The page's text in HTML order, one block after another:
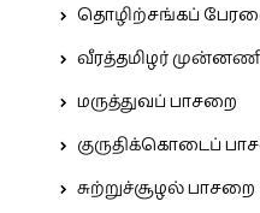
தொழிற்சங்கப்
வீரத்தமிழர்
மருத்துவப் பாசறை
குருதிக்கொடைப்
சுற்றுச்சூழல் பாசறை